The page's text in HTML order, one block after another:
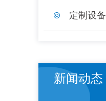
定制设备
新闻动态